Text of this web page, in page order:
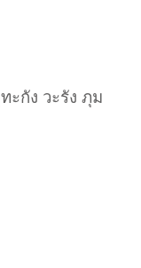
กัง วะรัง ภุม